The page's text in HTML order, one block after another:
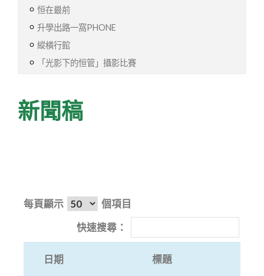
恒在最前
升學出路一窩PHONE
縱橫行館
「光影下的恒管」攝影比賽
新聞稿
每頁顯示
個項目
快速搜尋：
日期 標題